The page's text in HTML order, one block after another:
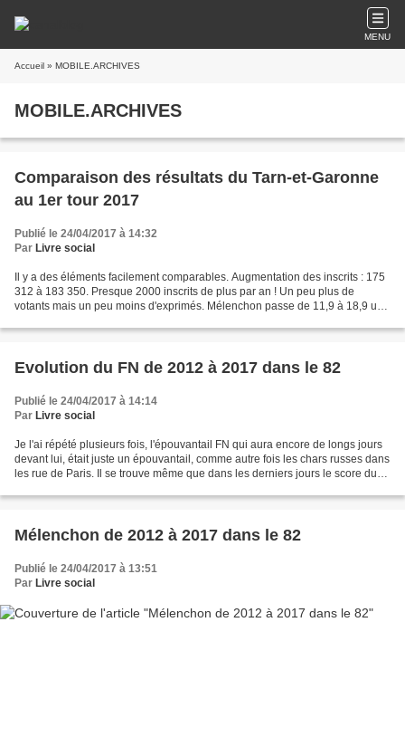
MENU
Accueil » MOBILE.ARCHIVES
MOBILE.ARCHIVES
Comparaison des résultats du Tarn-et-Garonne
au 1er tour 2017
Publié le 24/04/2017 à 14:32
Par Livre social
Il y a des éléments facilement comparables. Augmentation des inscrits : 175
312 à 183 350. Presque 2000 inscrits de plus par an ! Un peu plus de
votants mais un peu moins d'exprimés. Mélenchon passe de 11,9 à 18,9 un
Evolution du FN de 2012 à 2017 dans le 82
Publié le 24/04/2017 à 14:14
Par Livre social
Je l'ai répété plusieurs fois, l'épouvantail FN qui aura encore de longs jours
devant lui, était juste un épouvantail, comme autre fois les chars russes dans
les rue de Paris. Il se trouve même que dans les derniers jours le score du
Mélenchon de 2012 à 2017 dans le 82
Publié le 24/04/2017 à 13:51
Par Livre social